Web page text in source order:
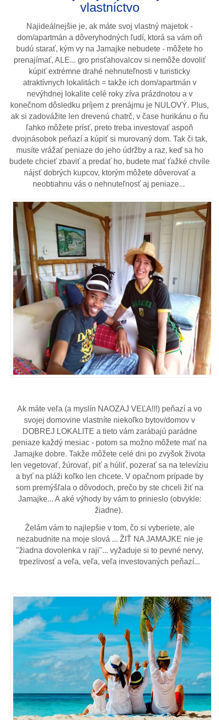
vlastníctvo
Najideálnejšie je, ak máte svoj vlastný majetok -
dom/apartmán a dôveryhodných ľudí, ktorá sa vám oň
budú starať, kým vy na Jamajke nebudete - môžete ho
prenajímať, ALE... gro prisťahovalcov si nemôže dovoliť
kúpiť extrémne drahé nehnuteľnosti v turisticky
atraktívnych lokalitách = takže ich dom/apartmán v
nevýhdnej lokalite celé roky zíva prázdnotou a v
konečnom dôsledku príjem z prenájmu je NULOVÝ. Plus,
ak si zadovážite len drevenú chatrč, v čase hurikánu o ňu
ľahko môžete prísť, preto treba investovať aspoň
dvojnásobok peňazí a kúpiť si murovaný dom. Tak či tak,
musíte vrážať peniaze do jeho údržby a raz, keď sa ho
budete chcieť zbaviť a predať ho, budete mať ťažké chvíle
nájsť dobrých kupcov, ktorým môžete dôverovať a
neobtiahnu vás o nehnuteľnosť aj peniaze...
Ak máte veľa (a myslín NAOZAJ VEĽA!!!) peňazí a vo
svojej domovine vlastníte niekoľko bytov/domov v
DOBREJ LOKALITE a tieto vám zarábajú parádne
peniaze každý mesiac - potom sa možno môžete mať na
Jamajke dobre. Takže môžete celé dni po zvyšok života
len vegetovať, žúrovať, piť a húliť, pozerať sa na televíziu
a byť na pláži koľko len chcete. V opačnom prípade by
som premýšľala o dôvodoch, prečo by ste chceli žiť na
Jamajke... A aké výhody by vám to prinieslo (obvykle:
žiadne).
Želám vám to najlepšie v tom, čo si vyberiete, ale
nezabudnite na moje slová ... ŽIŤ NA JAMAJKE nie je
"žiadna dovolenka v raji"... vyžaduje si to pevné nervy,
trpezlivosť a veľa, veľa, veľa investovaných peňazí...